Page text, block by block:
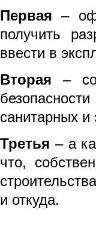
Первая–
получить
ввести в
Вторая –
санитарных и
Третья – а
что,
и откуда.